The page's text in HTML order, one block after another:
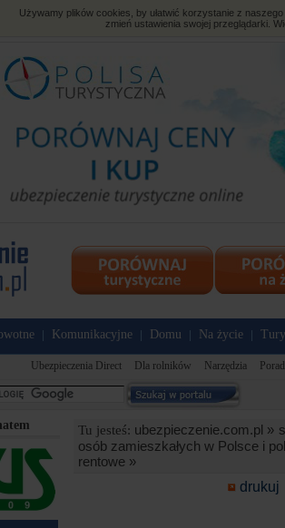
Używamy plików cookies, by ułatwić korzystanie z
zmień ustawienia swojej przeglądarki.
Komunikacyjne Domu Na życie
Ubezpieczenia Direct Dla rolników Narzędzia
Tu jesteś: ubezpieczenie.com.pl »
osób zamieszkałych w Polsce i
rentowe »
drukuj